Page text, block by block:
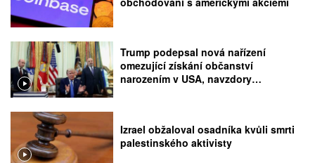
Trump podepsal nová nařízení
omezující získání občanství
narozením v USA, navzdory
Izrael obžaloval osadníka kvůli smrti
palestinského aktivisty